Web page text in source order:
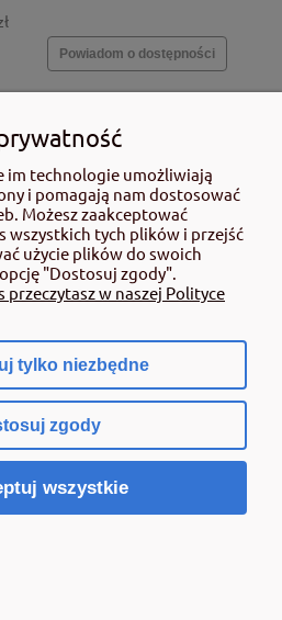
Powiadom o dostępności
im technologie umożliwiają
i pomagają nam dostosować
Możesz zaakceptować
wszystkich tych plików i przejść
użycie plików do swoich
"Dostosuj zgody".
przeczytasz w naszej Polityce
tylko niezbędne
zgody
wszystkie